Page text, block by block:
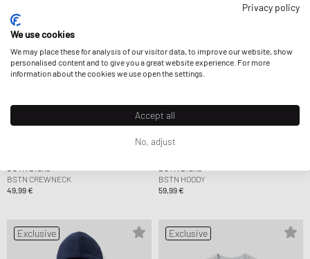
BSTN CREWNECK
49,99 €
BSTN HOODY
59,99 €
Exclusive Exclusive
Privacy policy
We use cookies
We may place these for analysis of our visitor data, to improve our website, show
personalised content and to give you a great website experience. For more
information about the cookies we use open the settings.
Accept all
No, adjust